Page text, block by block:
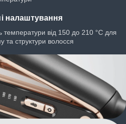
налаштування
температури від 150 до 210 °C для
та структури волосся